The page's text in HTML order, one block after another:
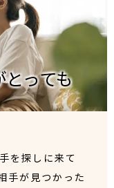
っても
を探しに来て
手が見つかった